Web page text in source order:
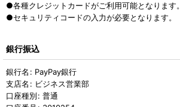
●各種クレジットカードがご利用可能となります。
●セキュリティコードの入力が必要となります。
銀行振込
銀行名 : PayPay銀行
支店名 : ビジネス営業部
口座種別: 普通